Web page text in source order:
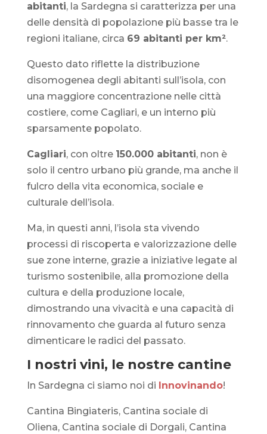
abitanti, la Sardegna si caratterizza per una
delle densità di popolazione più basse tra le
regioni italiane, circa 69 abitanti per km².
Questo dato riflette la distribuzione
disomogenea degli abitanti sull’isola, con
una maggiore concentrazione nelle città
costiere, come Cagliari, e un interno più
sparsamente popolato.
Cagliari, con oltre 150.000 abitanti, non è
solo il centro urbano più grande, ma anche il
fulcro della vita economica, sociale e
culturale dell’isola.
Ma, in questi anni, l’isola sta vivendo
processi di riscoperta e valorizzazione delle
sue zone interne, grazie a iniziative legate al
turismo sostenibile, alla promozione della
cultura e della produzione locale,
dimostrando una vivacità e una capacità di
rinnovamento che guarda al futuro senza
dimenticare le radici del passato.
I nostri vini, le nostre cantine
In Sardegna ci siamo noi di Innovinando!
Cantina Bingiateris, Cantina sociale di
Oliena, Cantina sociale di Dorgali, Cantina